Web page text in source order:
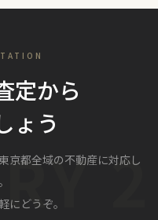
定から
ょう
京都全域の不動産に対応し
にどうぞ。